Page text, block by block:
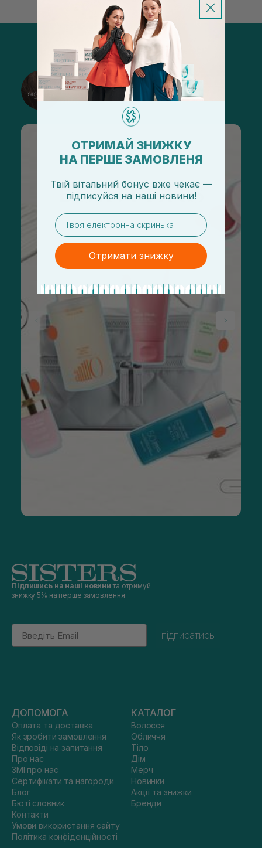
@sisters_stelmakh в Instagram
Підписатися
Підпишись на наші новини та отримуй
знижку 5% на перше замовлення
Email
підписатись
ДОПОМОГА
Оплата та доставка
Як зробити замовлення
Відповіді на запитання
Про нас
ЗМІ про нас
Сертифікати та нагороди
Блог
Бюті словник
Контакти
Умови використання сайту
Політика конфіденційності
КАТАЛОГ
Волосся
Обличчя
Тіло
Дім
Мерч
Новинки
Акції та знижки
Бренди
ОТРИМАЙ ЗНИЖКУ
НА ПЕРШЕ ЗАМОВЛЕНЯ
Твій вітальний бонус вже чекає —
підписуйся на наші новини!
email
Отримати знижку